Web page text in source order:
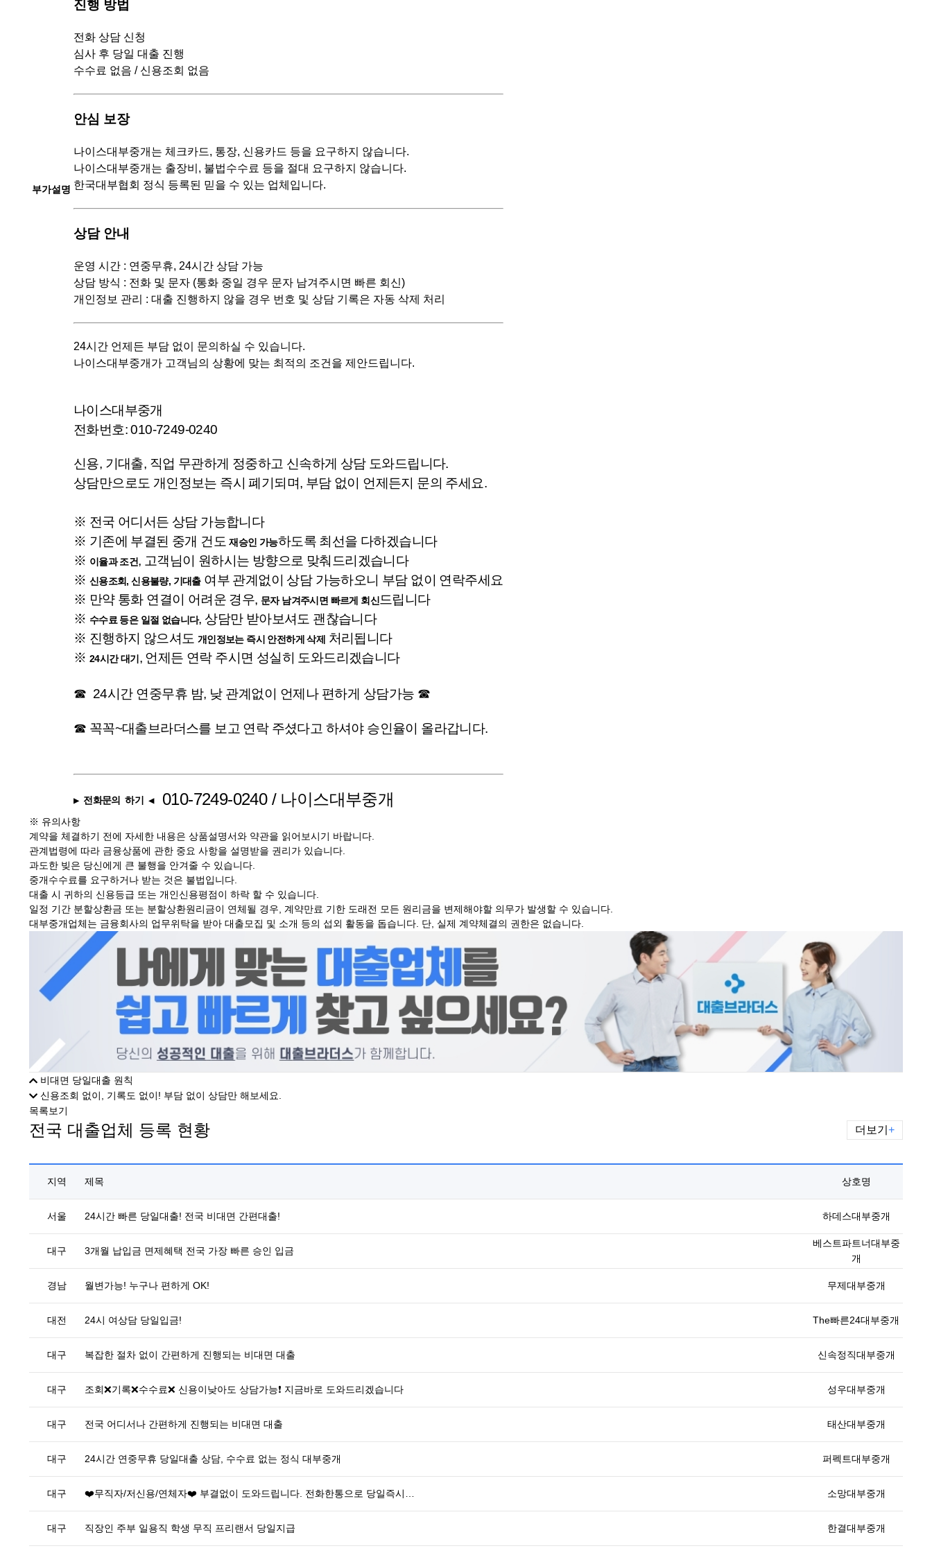
부가설명
진행 방법
전화 상담 신청
심사 후 당일 대출 진행
수수료 없음 / 신용조회 없음
안심 보장
나이스대부중개는 체크카드, 통장, 신용카드 등을 요구하지 않습니다.
나이스대부중개는 출장비, 불법수수료 등을 절대 요구하지 않습니다.
한국대부협회 정식 등록된 믿을 수 있는 업체입니다.
상담 안내
운영 시간 : 연중무휴, 24시간 상담 가능
상담 방식 : 전화 및 문자 (통화 중일 경우 문자 남겨주시면 빠른 회신)
개인정보 관리 : 대출 진행하지 않을 경우 번호 및 상담 기록은 자동 삭제 처리
24시간 언제든 부담 없이 문의하실 수 있습니다.
나이스대부중개가 고객님의 상황에 맞는 최적의 조건을 제안드립니다.
나이스대부중개
전화번호: 010-7249-0240
신용, 기대출, 직업 무관하게 정중하고 신속하게 상담 도와드립니다.
상담만으로도 개인정보는 즉시 폐기되며, 부담 없이 언제든지 문의 주세요.
※ 전국 어디서든 상담 가능합니다
※ 기존에 부결된 중개 건도재승인 가능하도록 최선을 다하겠습니다
※ 이율과 조건, 고객님이 원하시는 방향으로 맞춰드리겠습니다
※ 신용조회, 신용불량, 기대출여부 관계없이 상담 가능하오니 부담 없이 연락주세요
※ 만약 통화 연결이 어려운 경우, 문자 남겨주시면 빠르게 회신드립니다
※ 수수료 등은 일절 없습니다, 상담만 받아보셔도 괜찮습니다
※ 진행하지 않으셔도 개인정보는 즉시 안전하게 삭제 처리됩니다
※ 24시간 대기, 언제든 연락 주시면 성실히 도와드리겠습니다
☎ 24시간 연중무휴 밤, 낮 관계없이 언제나 편하게 상담가능 ☎
☎ 꼭꼭~대출브라더스를 보고 연락 주셨다고 하셔야 승인율이 올라갑니다.
▶ 전화문의 하기 ◀ 010-7249-0240/ 나이스대부중개
※ 유의사항
계약을 체결하기 전에 자세한 내용은 상품설명서와 약관을 읽어보시기 바랍니다.
관계법령에 따라 금융상품에 관한 중요 사항을 설명받을 권리가 있습니다.
과도한 빚은 당신에게 큰 불행을 안겨줄 수 있습니다.
중개수수료를 요구하거나 받는 것은 불법입니다.
대출 시 귀하의 신용등급 또는 개인신용평점이 하락 할 수 있습니다.
일정 기간 분할상환금 또는 분할상환원리금이 연체될 경우, 계약만료 기한 도래전 모든 원리금을 변제해야할 의무가 발생할 수 있습니다.
대부중개업체는 금융회사의 업무위탁을 받아 대출모집 및 소개 등의 섭외 활동을 돕습니다. 단, 실제 계약체결의 권한은 없습니다.
비대면 당일대출 원칙
신용조회 없이, 기록도 없이! 부담 없이 상담만 해보세요.
목록보기
전국 대출업체 등록 현황 더보기 +
지역 제목 상호명
서울 24시간 빠른 당일대출! 전국 비대면 간편대출! 하데스대부중개
대구 3개월 납입금 면제혜택 전국 가장 빠른 승인 입금
베스트파트너대부중
개
경남 월변가능! 누구나 편하게 OK! 무제대부중개
대전 24시 여상담 당일입금! The빠른24대부중개
대구 복잡한 절차 없이 간편하게 진행되는 비대면 대출 신속정직대부중개
대구 조회❌기록❌수수료❌ 신용이낮아도 상담가능❗ 지금바로 도와드리겠습니다 성우대부중개
대구 전국 어디서나 간편하게 진행되는 비대면 대출 태산대부중개
대구 24시간 연중무휴 당일대출 상담, 수수료 없는 정식 대부중개 퍼펙트대부중개
대구 ❤️무직자/저신용/연체자❤️ 부결없이 도와드립니다. 전화한통으로 당일즉시… 소망대부중개
대구 직장인 주부 일용직 학생 무직 프리랜서 당일지급 한결대부중개